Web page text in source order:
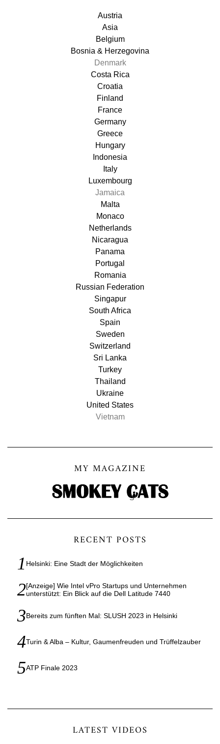
Austria
Asia
Belgium
Bosnia & Herzegovina
Denmark
Costa Rica
Croatia
Finland
France
Germany
Greece
Hungary
Indonesia
Italy
Luxembourg
Jamaica
Malta
Monaco
Netherlands
Nicaragua
Panama
Portugal
Romania
Russian Federation
Singapur
South Africa
Spain
Sweden
Switzerland
Sri Lanka
Turkey
Thailand
Ukraine
United States
Vietnam
MY MAGAZINE
RECENT POSTS
Helsinki: Eine Stadt der Möglichkeiten
[Anzeige] Wie Intel vPro Startups und Unternehmen
unterstützt: Ein Blick auf die Dell Latitude 7440
Bereits zum fünften Mal: SLUSH 2023 in Helsinki
Turin & Alba – Kultur, Gaumenfreuden und Trüffelzauber
ATP Finale 2023
LATEST VIDEOS